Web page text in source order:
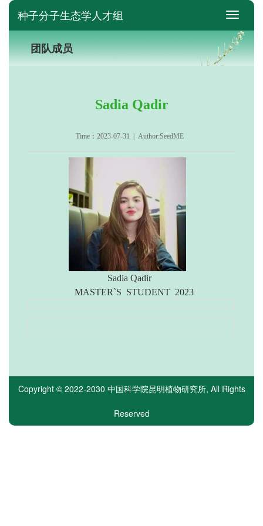
switch
种子分子生态学人才组
团队成员
Sadia Qadir
Time：2023-07-31 | Author:SeedME
Sadia Qadir
MASTER`S STUDENT 2023
Copyright © 2022-2030 中国科学院昆明植物研究所, All Rights
Reserved